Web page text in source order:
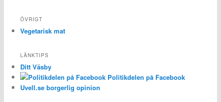
ÖVRIGT
Vegetarisk mat
LÄNKTIPS
Ditt Väsby
Politikdelen på Facebook
Uvell.se borgerlig opinion